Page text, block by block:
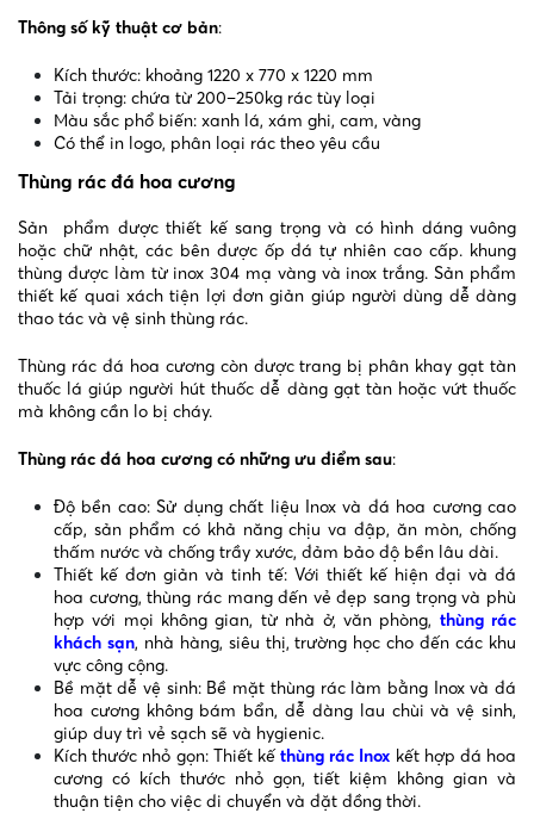
Thông số kỹ thuật cơ bản:
Kích thước: khoảng 1220 x 770 x 1220 mm
Tải trọng: chứa từ 200–250kg rác tùy loại
Màu sắc phổ biến: xanh lá, xám ghi, cam, vàng
Có thể in logo, phân loại rác theo yêu cầu
Thùng rác đá hoa cương
Sản phẩm được thiết kế sang trọng và có hình dáng vuông
hoặc chữ nhật, các bên được ốp đá tự nhiên cao cấp. khung
thùng được làm từ inox 304 mạ vàng và inox trắng. Sản phẩm
thiết kế quai xách tiện lợi đơn giản giúp người dùng dễ dàng
thao tác và vệ sinh thùng rác.
Thùng rác đá hoa cương còn được trang bị phân khay gạt tàn
thuốc lá giúp người hút thuốc dễ dàng gạt tàn hoặc vứt thuốc
mà không cần lo bị cháy.
Thùng rác đá hoa cương có những ưu điểm sau:
Độ bền cao: Sử dụng chất liệu Inox và đá hoa cương cao
cấp, sản phẩm có khả năng chịu va đập, ăn mòn, chống
thấm nước và chống trầy xước, đảm bảo độ bền lâu dài.
Thiết kế đơn giản và tinh tế: Với thiết kế hiện đại và đá
hoa cương, thùng rác mang đến vẻ đẹp sang trọng và phù
hợp với mọi không gian, từ nhà ở, văn phòng, thùng rác
khách sạn, nhà hàng, siêu thị, trường học cho đến các khu
vực công cộng.
Bề mặt dễ vệ sinh: Bề mặt thùng rác làm bằng Inox và đá
hoa cương không bám bẩn, dễ dàng lau chùi và vệ sinh,
giúp duy trì vẻ sạch sẽ và hygienic.
Kích thước nhỏ gọn: Thiết kếthùng rác Inox kết hợp đá hoa
cương có kích thước nhỏ gọn, tiết kiệm không gian và
thuận tiện cho việc di chuyển và đặt đồng thời.